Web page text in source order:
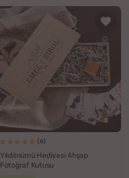
(6)
Yıldönümü Hediyesi Ahşap
Fotoğraf Kutusu